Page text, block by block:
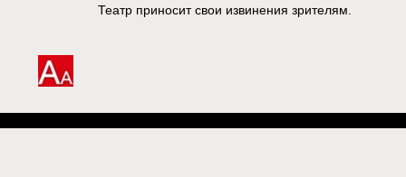
Театр приносит свои извинения зрителям.